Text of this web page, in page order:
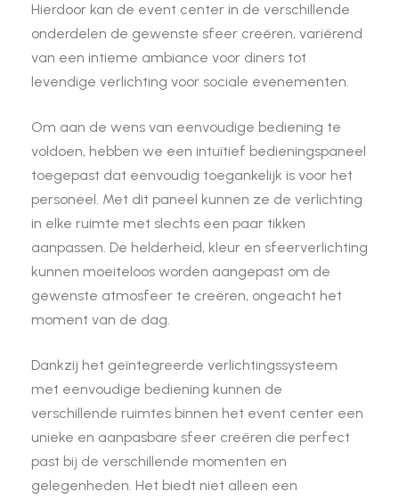
Hierdoor kan de event center in de verschillende
onderdelen de gewenste sfeer creëren, variërend
van een intieme ambiance voor diners tot
levendige verlichting voor sociale evenementen.
Om aan de wens van eenvoudige bediening te
voldoen, hebben we een intuïtief bedieningspaneel
toegepast dat eenvoudig toegankelijk is voor het
personeel. Met dit paneel kunnen ze de verlichting
in elke ruimte met slechts een paar tikken
aanpassen. De helderheid, kleur en sfeerverlichting
kunnen moeiteloos worden aangepast om de
gewenste atmosfeer te creëren, ongeacht het
moment van de dag.
Dankzij het geïntegreerde verlichtingssysteem
met eenvoudige bediening kunnen de
verschillende ruimtes binnen het event center een
unieke en aanpasbare sfeer creëren die perfect
past bij de verschillende momenten en
gelegenheden. Het biedt niet alleen een